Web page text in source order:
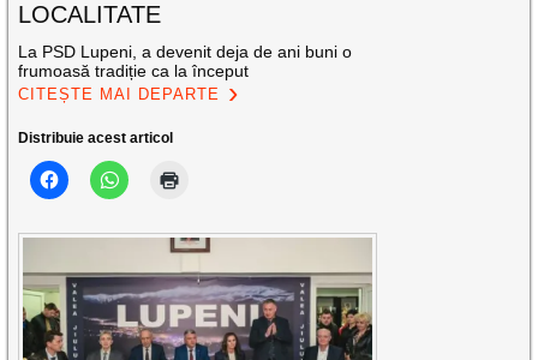
LOCALITATE
La PSD Lupeni, a devenit deja de ani buni o
frumoasă tradiție ca la început
CITEȘTE MAI DEPARTE
Distribuie acest articol